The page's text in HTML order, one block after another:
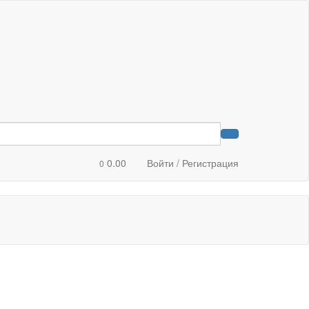
0 0.00 Войти / Регистрация